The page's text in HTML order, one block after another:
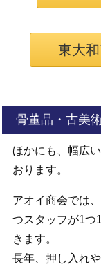
東大
骨董品・古美
ほかにも、幅広
おります。
アオイ商会では
つスタッフが1つ
きます。
長年、押し入れ